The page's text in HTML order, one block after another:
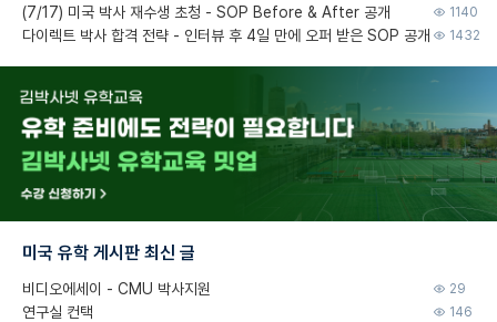
(7/17) 미국 박사 재수생 초청 - SOP Before & After 공개 1140
다이렉트 박사 합격 전략 - 인터뷰 후 4일 만에 오퍼 받은 SOP 공개 1432
미국 유학 게시판 최신 글
비디오에세이 - CMU 박사지원 29
연구실 컨택 146